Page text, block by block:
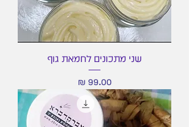
שני מתכונים לחמאת גוף
מחיר‏99.00 ‏₪